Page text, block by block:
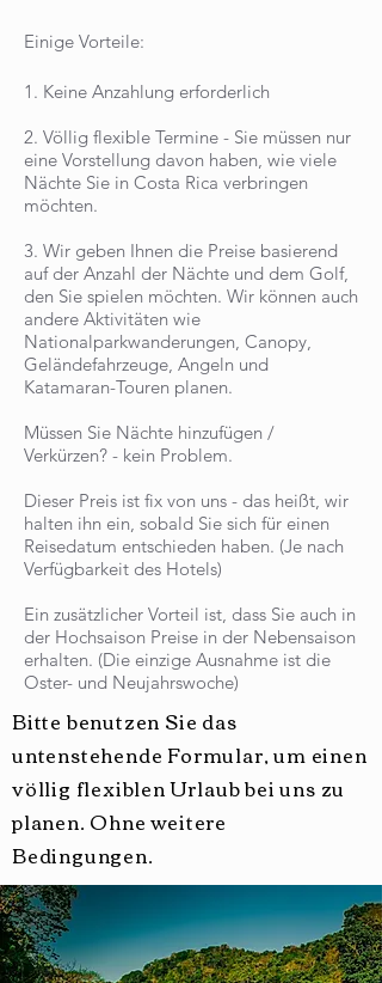
Einige Vorteile:
1. Keine Anzahlung erforderlich
2. Völlig flexible Termine - Sie müssen nur
eine Vorstellung davon haben, wie viele
Nächte Sie in Costa Rica verbringen
möchten.
3. Wir geben Ihnen die Preise basierend
auf der Anzahl der Nächte und dem Golf,
den Sie spielen möchten. Wir können auch
andere Aktivitäten wie
Nationalparkwanderungen, Canopy,
Geländefahrzeuge, Angeln und
Katamaran-Touren planen.
Müssen Sie Nächte hinzufügen /
Verkürzen? - kein Problem.
Dieser Preis ist fix von uns - das heißt, wir
halten ihn ein, sobald Sie sich für einen
Reisedatum entschieden haben. (Je nach
Verfügbarkeit des Hotels)
Ein zusätzlicher Vorteil ist, dass Sie auch in
der Hochsaison Preise in der Nebensaison
erhalten. (Die einzige Ausnahme ist die
Oster- und Neujahrswoche)
Bitte benutzen Sie das
untenstehende Formular, um einen
völlig flexiblen Urlaub bei uns zu
planen. Ohne weitere
Bedingungen.